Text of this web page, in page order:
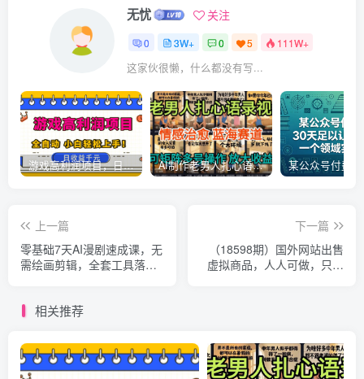
无忧 关注
0 3W+ 0 5 111W+
这家伙很懒，什么都没有写...
游戏高利润项目，日收益1k+，全自动，无需值守，解放双手，小白轻松上手【揭秘】 AI制作老男人扎心语录，5分钟一条，操作简单，流量非常大，保姆级教程
上一篇
零基础7天AI漫剧速成课，无
需绘画剪辑，全套工具落地
下一篇
（18598期）国外网站出售
虚拟商品，人人可做，只需
相关推荐